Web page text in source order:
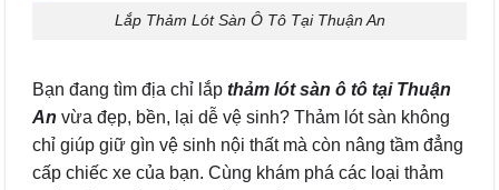
Lắp Thảm Lót Sàn Ô Tô Tại Thuận An
Bạn đang tìm địa chỉ lắp thảm lót sàn ô tô tại Thuận
An vừa đẹp, bền, lại dễ vệ sinh? Thảm lót sàn không
chỉ giúp giữ gìn vệ sinh nội thất mà còn nâng tầm đẳng
cấp chiếc xe của bạn. Cùng khám phá các loại thảm